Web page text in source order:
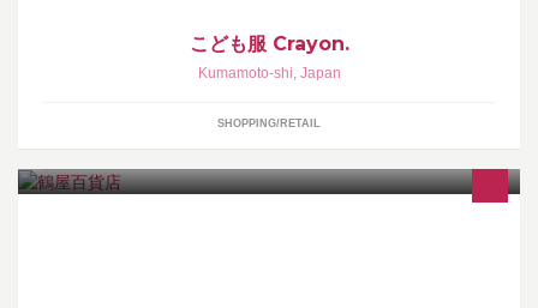
こども服 Crayon.
Kumamoto-shi, Japan
SHOPPING/RETAIL